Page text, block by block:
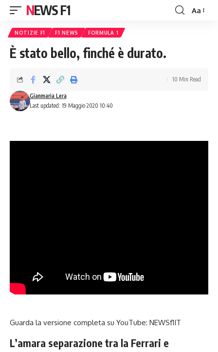
NEWS F1
Font
Aa
NOTIZIE F1 F1 NEWS FORMULA 1
È stato bello, finché è durato.
Last updated: 19 Maggio 2020 10:40
Gianmaria Lera
10 Min Read
Guarda la versione completa su YouTube: NEWSf1IT
L’amara separazione tra la Ferrari e